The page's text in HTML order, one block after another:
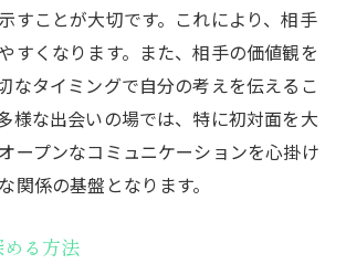
すことが大切です。これにより、相手
すくなります。また、相手の価値観を
なタイミングで自分の考えを伝えるこ
様な出会いの場では、特に初対面を大
ープンなコミュニケーションを心掛け
関係の基盤となります。
る方法